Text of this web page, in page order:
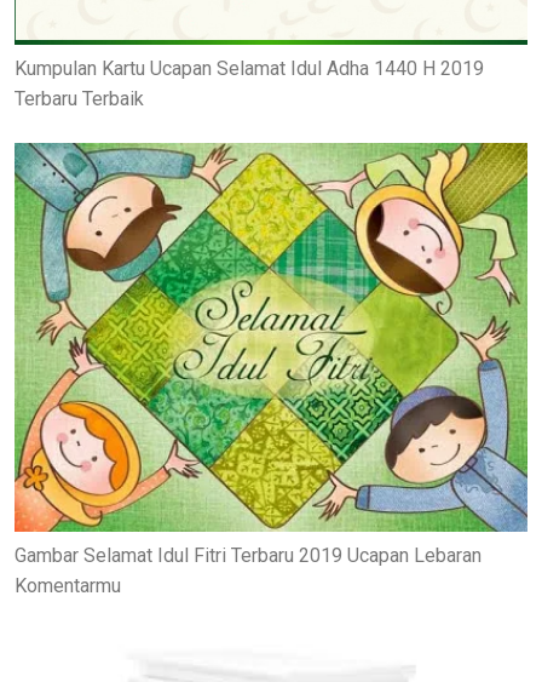
Kumpulan Kartu Ucapan Selamat Idul Adha 1440 H 2019
Terbaru Terbaik
Gambar Selamat Idul Fitri Terbaru 2019 Ucapan Lebaran
Komentarmu